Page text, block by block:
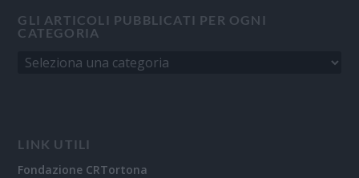
GLI ARTICOLI PUBBLICATI PER OGNI
CATEGORIA
LINK UTILI
Fondazione CRTortona